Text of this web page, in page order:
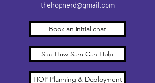
thehopnerd@gmail.com
Book an initial chat
See How Sam Can Help
HOP Planning & Deployment